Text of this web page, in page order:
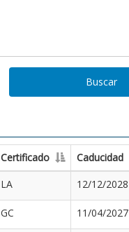
Buscar
Certificado
Caducidad
LA 12/12/2028
GC 11/04/2027